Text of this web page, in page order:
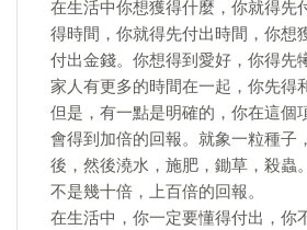
在生活中你想獲得什麼，你就得先
得時間，你就得先付出時間，你想
付出金錢。你想得到愛好，你得先
家人有更多的時間在一起，你先得
但是，有一點是明確的，你在這個
會得到加倍的回報。就象一粒種子
後，然後澆水，施肥，鋤草，殺蟲
不是幾十倍，上百倍的回報。
在生活中，你一定要懂得付出，你